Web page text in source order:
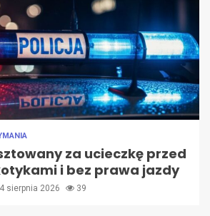
za ucieczkę przed
i bez prawa jazdy
4 sierpnia 2026 39